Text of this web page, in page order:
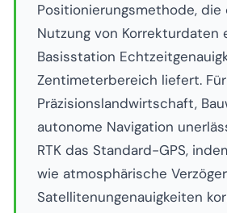
Positionierungsmethode, die
Nutzung von Korrekturdaten
Basisstation
Zentimeterbereich liefert.
Präzisionslandwirtschaft,
autonome Navigation
RTK das Standard-GPS,
wie atmosphärische
Satellitenungenauigkeiten